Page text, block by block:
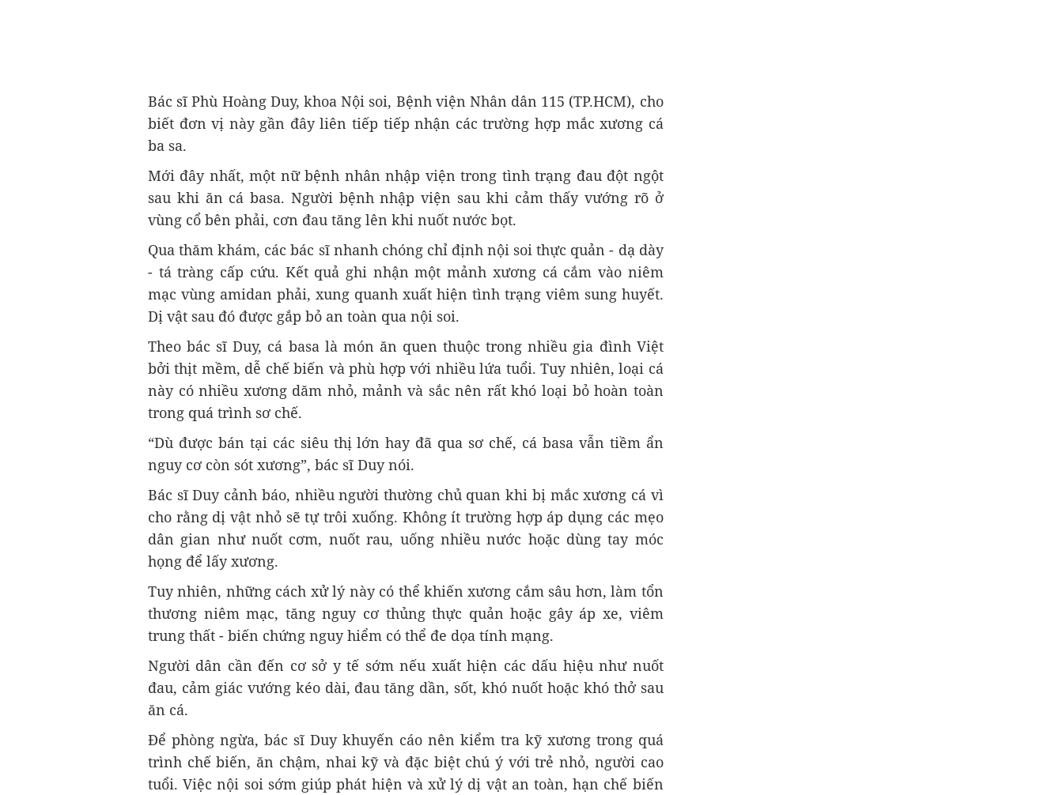
Bác sĩ Phù Hoàng Duy, khoa Nội soi, Bệnh viện Nhân dân 115 (TP.HCM), cho
biết đơn vị này gần đây liên tiếp tiếp nhận các trường hợp mắc xương cá
ba sa.
Mới đây nhất, một nữ bệnh nhân nhập viện trong tình trạng đau đột ngột
sau khi ăn cá basa. Người bệnh nhập viện sau khi cảm thấy vướng rõ ở
vùng cổ bên phải, cơn đau tăng lên khi nuốt nước bọt.
Qua thăm khám, các bác sĩ nhanh chóng chỉ định nội soi thực quản - dạ dày
- tá tràng cấp cứu. Kết quả ghi nhận một mảnh xương cá cắm vào niêm
mạc vùng amidan phải, xung quanh xuất hiện tình trạng viêm sung huyết.
Dị vật sau đó được gắp bỏ an toàn qua nội soi.
Theo bác sĩ Duy, cá basa là món ăn quen thuộc trong nhiều gia đình Việt
bởi thịt mềm, dễ chế biến và phù hợp với nhiều lứa tuổi. Tuy nhiên, loại cá
này có nhiều xương dăm nhỏ, mảnh và sắc nên rất khó loại bỏ hoàn toàn
trong quá trình sơ chế.
“Dù được bán tại các siêu thị lớn hay đã qua sơ chế, cá basa vẫn tiềm ẩn
nguy cơ còn sót xương”, bác sĩ Duy nói.
Bác sĩ Duy cảnh báo, nhiều người thường chủ quan khi bị mắc xương cá vì
cho rằng dị vật nhỏ sẽ tự trôi xuống. Không ít trường hợp áp dụng các mẹo
dân gian như nuốt cơm, nuốt rau, uống nhiều nước hoặc dùng tay móc
họng để lấy xương.
Tuy nhiên, những cách xử lý này có thể khiến xương cắm sâu hơn, làm tổn
thương niêm mạc, tăng nguy cơ thủng thực quản hoặc gây áp xe, viêm
trung thất - biến chứng nguy hiểm có thể đe dọa tính mạng.
Người dân cần đến cơ sở y tế sớm nếu xuất hiện các dấu hiệu như nuốt
đau, cảm giác vướng kéo dài, đau tăng dần, sốt, khó nuốt hoặc khó thở sau
ăn cá.
Để phòng ngừa, bác sĩ Duy khuyến cáo nên kiểm tra kỹ xương trong quá
trình chế biến, ăn chậm, nhai kỹ và đặc biệt chú ý với trẻ nhỏ, người cao
tuổi. Việc nội soi sớm giúp phát hiện và xử lý dị vật an toàn, hạn chế biến